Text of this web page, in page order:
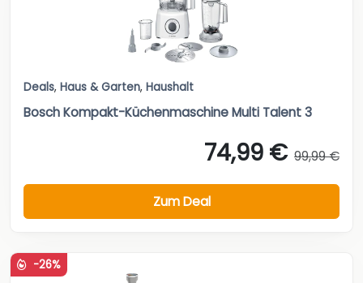
Deals, Haus & Garten, Haushalt
Bosch Kompakt-Küchenmaschine Multi Talent 3
74,99 € 99,99 €
Zum Deal
-26%